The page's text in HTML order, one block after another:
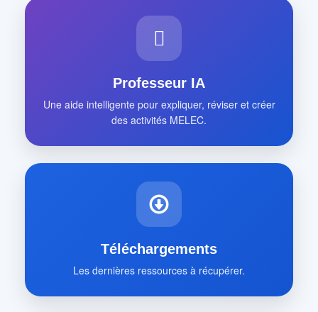
Professeur IA
Une aide intelligente pour expliquer, réviser et créer
des activités MELEC.
Téléchargements
Les dernières ressources à récupérer.